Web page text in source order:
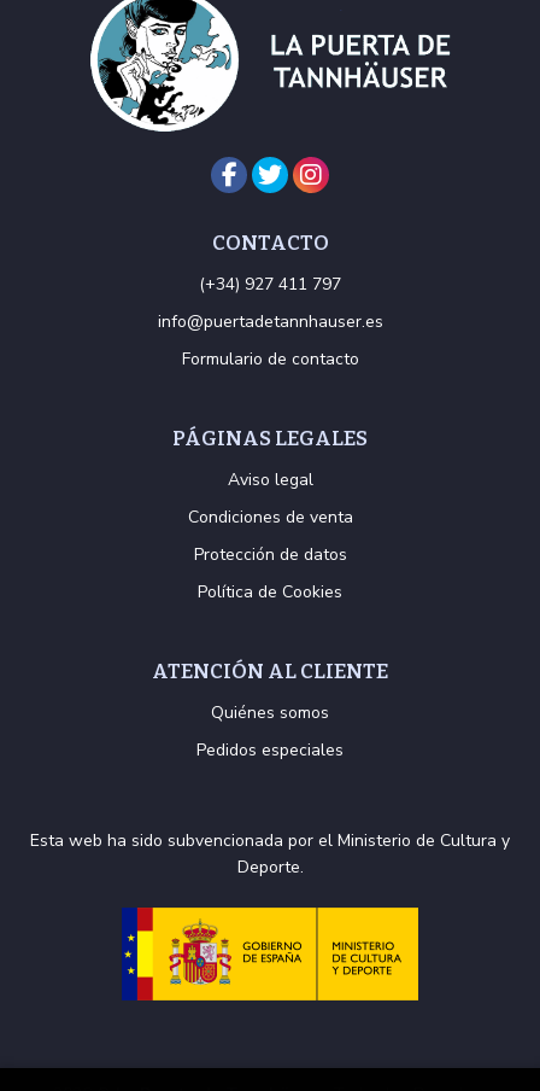
CONTACTO
(+34) 927 411 797
info@puertadetannhauser.es
Formulario de contacto
PÁGINAS LEGALES
Aviso legal
Condiciones de venta
Protección de datos
Política de Cookies
ATENCIÓN AL CLIENTE
Quiénes somos
Pedidos especiales
Esta web ha sido subvencionada por el Ministerio de Cultura y
Deporte.